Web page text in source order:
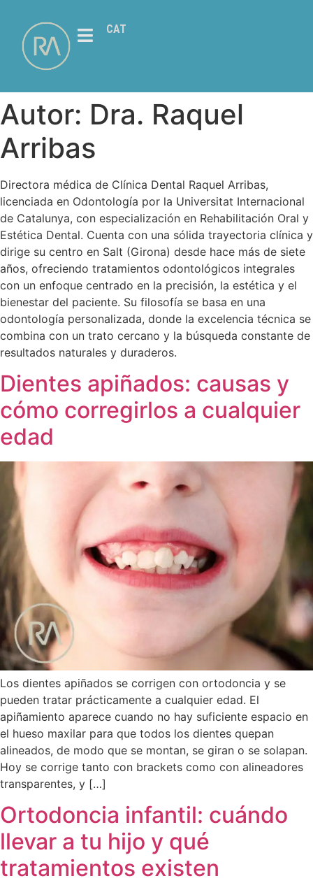
CAT
Autor: Dra. Raquel
Arribas
Directora médica de Clínica Dental Raquel Arribas,
licenciada en Odontología por la Universitat Internacional
de Catalunya, con especialización en Rehabilitación Oral y
Estética Dental. Cuenta con una sólida trayectoria clínica y
dirige su centro en Salt (Girona) desde hace más de siete
años, ofreciendo tratamientos odontológicos integrales
con un enfoque centrado en la precisión, la estética y el
bienestar del paciente. Su filosofía se basa en una
odontología personalizada, donde la excelencia técnica se
combina con un trato cercano y la búsqueda constante de
resultados naturales y duraderos.
Dientes apiñados: causas y
cómo corregirlos a cualquier
edad
Los dientes apiñados se corrigen con ortodoncia y se
pueden tratar prácticamente a cualquier edad. El
apiñamiento aparece cuando no hay suficiente espacio en
el hueso maxilar para que todos los dientes quepan
alineados, de modo que se montan, se giran o se solapan.
Hoy se corrige tanto con brackets como con alineadores
transparentes, y […]
Ortodoncia infantil: cuándo
llevar a tu hijo y qué
tratamientos existen